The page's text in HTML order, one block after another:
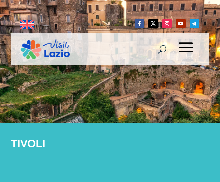
TIVOLI